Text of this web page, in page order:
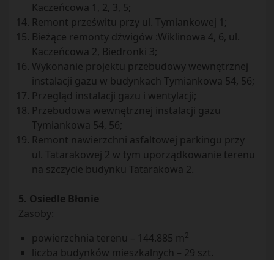
Kaczeńcowa 1, 2, 3, 5;
Remont prześwitu przy ul. Tymiankowej 1;
Bieżące remonty dźwigów :Wiklinowa 4, 6, ul.
Kaczeńcowa 2, Biedronki 3;
Wykonanie projektu przebudowy wewnętrznej
instalacji gazu w budynkach Tymiankowa 54, 56;
Przegląd instalacji gazu i wentylacji;
Przebudowa wewnętrznej instalacji gazu
Tymiankowa 54, 56;
Remont nawierzchni asfaltowej parkingu przy
ul. Tatarakowej 2 w tym uporządkowanie terenu
na szczycie budynku Tatarakowa 2.
5. Osiedle Błonie
Zasoby:
powierzchnia terenu – 144.885 m2
liczba budynków mieszkalnych – 29 szt.